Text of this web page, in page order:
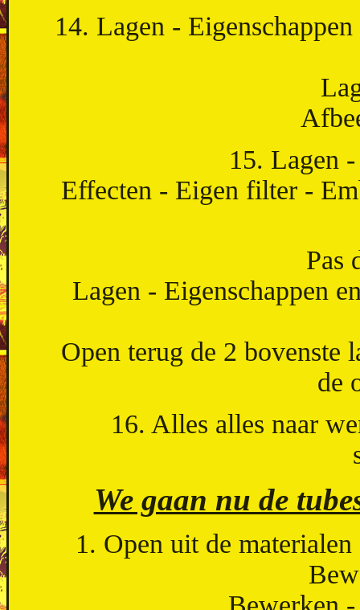
14. Lagen -
15. Lagen
Effecten - Eigen filter -
Pas
Lagen - Eigenschappen
Open terug de 2 bovenste
de
16. Alles alles naar
We gaan nu de
1. Open uit de